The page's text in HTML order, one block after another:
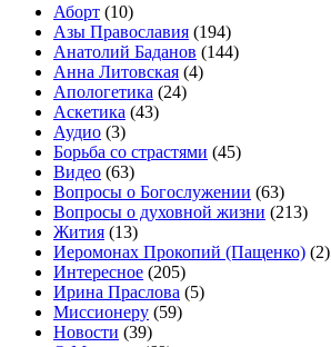
Аборт (10)
Азы Православия (194)
Анатолий Баданов (144)
Анна Литовская (4)
Апологетика (24)
Аскетика (43)
Аудио (3)
Борьба со страстями (45)
Видео (63)
Вопросы о Богослужении (63)
Вопросы о духовной жизни (213)
Жития (13)
Иеромонах Прокопий (Пащенко) (2)
Интересное (205)
Ирина Праслова (5)
Миссионеру (59)
Новости (39)